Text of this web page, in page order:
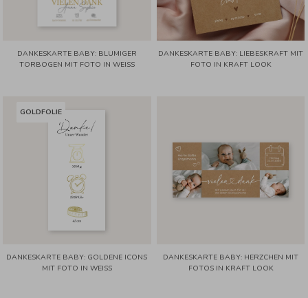
DANKESKARTE BABY: BLUMIGER
TORBOGEN MIT FOTO IN WEISS
DANKESKARTE BABY: LIEBESKRAFT MIT
FOTO IN KRAFT LOOK
GOLDFOLIE
DANKESKARTE BABY: GOLDENE ICONS
MIT FOTO IN WEISS
DANKESKARTE BABY: HERZCHEN MIT
FOTOS IN KRAFT LOOK